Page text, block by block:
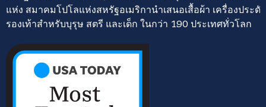
แห่ง สมาคมโปโลแห่งสหรัฐอเมริกานำเสนอเสื้อผ้า เครื่องประดั
รองเท้าสำหรับบุรุษ สตรี และเด็ก ในกว่า 190 ประเทศทั่วโลก